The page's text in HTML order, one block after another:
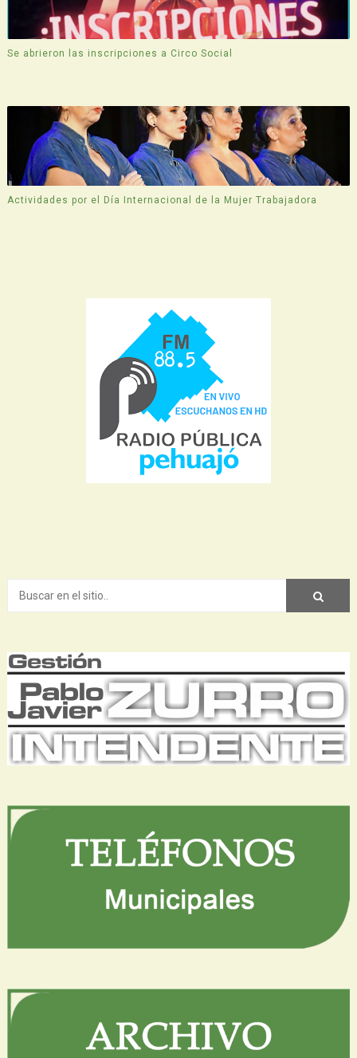
Se abrieron las inscripciones a Circo Social
Actividades por el Día Internacional de la Mujer Trabajadora